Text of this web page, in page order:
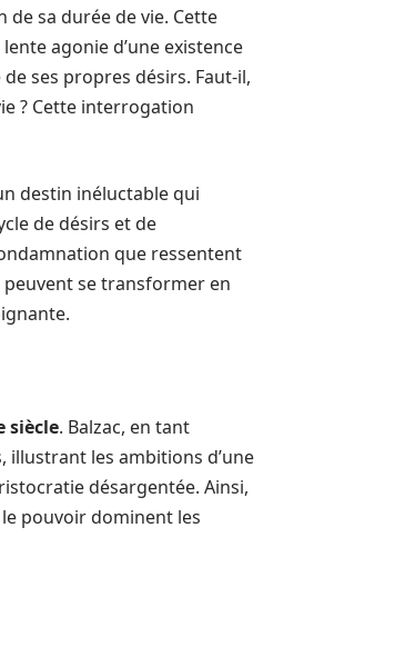
de sa durée de vie. Cette
agonie d’une existence
ses propres désirs. Faut-il,
? Cette interrogation
destin inéluctable qui
de désirs et de
que ressentent
peuvent se transformer en
siècle. Balzac, en tant
illustrant les ambitions d’une
désargentée. Ainsi,
pouvoir dominent les